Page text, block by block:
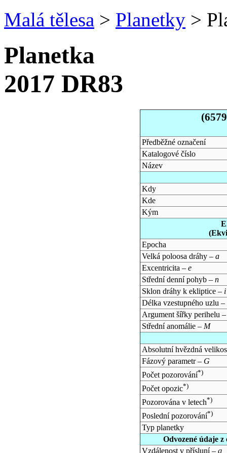
Malá tělesa > Planetky >
Planetka
2017 DR83
Předběžné označení
Katalogové číslo
Název
Kdy
Kde
Kým
Epocha
Velká poloosa dráhy – a
Excentricita – e
Střední denní pohyb – n
Sklon dráhy k ekliptice – i
Délka vzestupného uzlu –
Argument šířky perihelu
Střední anomálie – M
Absolutní hvězdná
Fázový parametr – G
Počet pozorování*)
Počet opozic*)
Pozorována v letech*)
Poslední pozorování*)
Typ planetky
Odvozené údaje
Vzdálenost v přísluní – q